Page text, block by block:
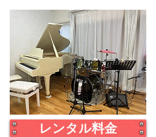
レンタル料金